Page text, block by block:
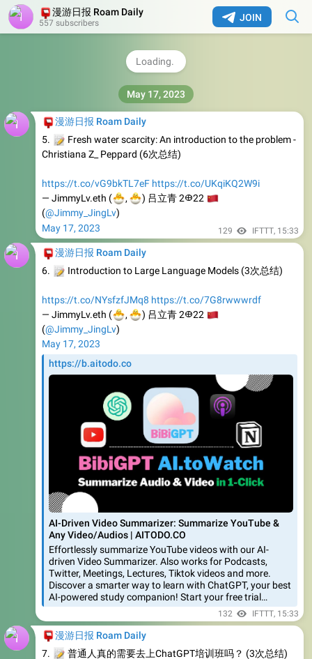
JOIN
漫游日报 Roam Daily
557 subscribers
BibiGPT · AI Summarize Audio and Video Content in 1-
Click
Lectures, etc. (supports iOS shortcuts)
漫游日报 Roam Daily
5.
Fresh water scarcity: An introduction to the problem -
Christiana Z_ Peppard (6次总结)
https://t.co/vG9bkTL7eFhttps://t.co/UKqiKQ2W9i
(@Jimmy_JingLv)
May 17, 2023
漫游日报 Roam Daily
6.
Introduction to Large Language Models (3次总结)
https://t.co/NYsfzfJMq8https://t.co/7G8rwwwrdf
(@Jimmy_JingLv)
May 17, 2023
https://b.aitodo.co
AI-Driven Video Summarizer: Summarize YouTube &
Any Video/Audios | AITODO.CO
Effortlessly summarize YouTube videos with our AI-
driven Video Summarizer. Also works for Podcasts,
Twitter, Meetings, Lectures, Tiktok videos and more.
Discover a smarter way to learn with ChatGPT, your best
AI-powered study companion! Start your free trial…
132 IFTTT,15:33
漫游日报 Roam Daily
7.
普通人真的需要去上ChatGPT培训班吗？ (3次总结)
https://t.co/ZpJ64JZ5SMhttps://t.co/GoFPVQPVQO